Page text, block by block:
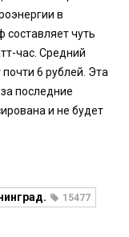
в
составляет чуть
час. Средний
6 рублей. Эта
последние
и не будет
15477